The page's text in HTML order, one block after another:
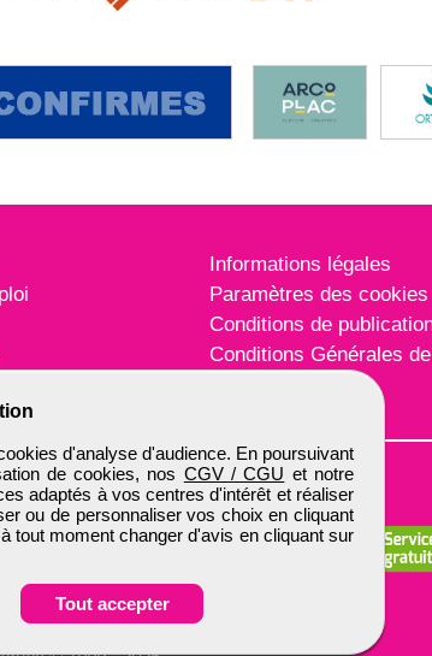
d'analyse d'audience. En poursuivant
de cookies, nos CGV / CGU et notre
adaptés à vos centres d'intérêt et réaliser
ou de personnaliser vos choix en cliquant
tout moment changer d'avis en cliquant sur
Tout accepter
Informations légales
Paramètres des cookies
Conditions de
Conditions Générales